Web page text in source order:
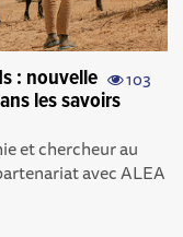
103
: nouvelle
les savoirs
et chercheur au
avec ALEA